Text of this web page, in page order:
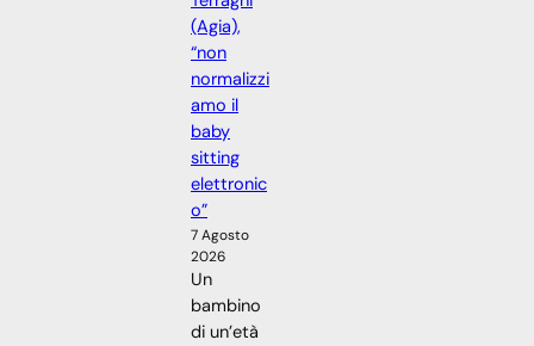
(Agia),
“non
normalizzi
amo il
baby
sitting
elettronic
o”
7 Agosto
2026
Un
bambino
di un’età